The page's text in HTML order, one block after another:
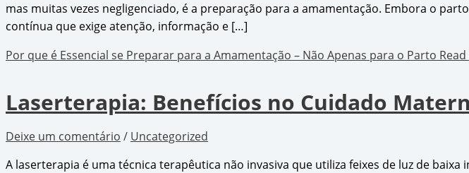
mas muitas vezes negligenciado, é a preparação para a amamentação. Embora o
contínua que exige atenção, informação e […]
Por que é Essencial se Preparar para a Amamentação – Não Apenas para o Parto
Laserterapia: Benefícios no Cuidado
Deixe um comentário / Uncategorized
A laserterapia é uma técnica terapêutica não invasiva que utiliza feixes de luz de